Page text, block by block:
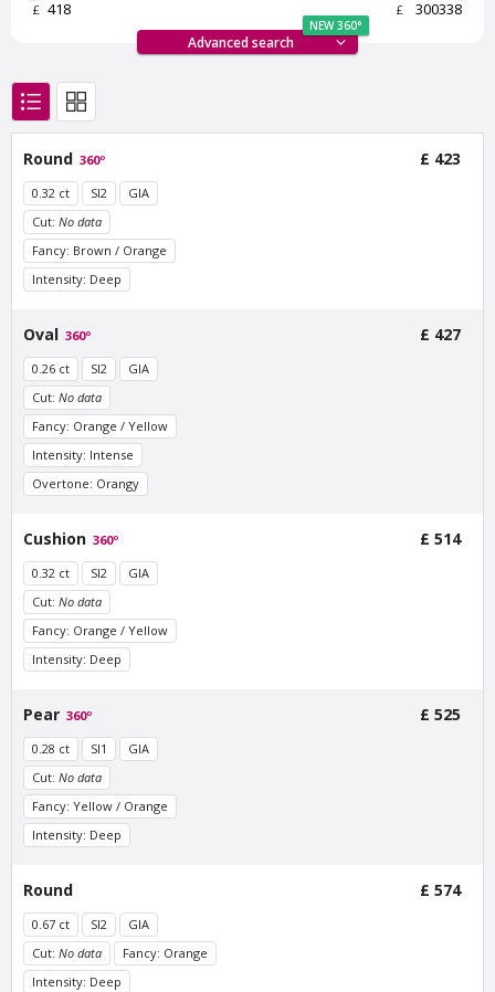
Van Amstel Bosbaan
£ 425
Van Amstel
Van Amstel Zuidas
£ 510excl. VAT
Van Amstel
Minervalaan
£ 425excl. VAT
£ £
Advanced search
NEW 360°
Round 360º £ 423
0.32 ct SI2
GIA
Cut: No data
Fancy: Brown / Orange
Intensity: Deep
Oval 360º £ 427
0.26 ct SI2
GIA
Cut: No data
Fancy: Orange / Yellow
Intensity: Intense
Overtone: Orangy
Cushion 360º £ 514
0.32 ct SI2
GIA
Cut: No data
Fancy: Orange / Yellow
Intensity: Deep
Pear 360º £ 525
0.28 ct SI1
GIA
Cut: No data
Fancy: Yellow / Orange
Intensity: Deep
Round £ 574
0.67 ct SI2
GIA
Cut: No data
Fancy: Orange
Intensity: Deep